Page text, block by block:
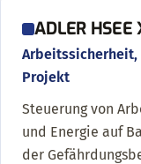
ADLER
Arbeitssicherheit,
Projekt
Steuerung von
und Energie auf
der